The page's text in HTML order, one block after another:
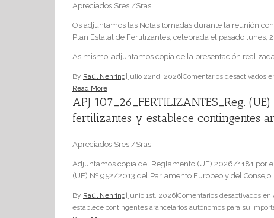
Apreciados Sres./Sras.:
Os adjuntamos las Notas tomadas durante la reunión
Plan Estatal de Fertilizantes, celebrada el pasado lunes,
Asimismo, adjuntamos copia de la presentación
By Raúl Nehring| julio 22nd, 2026|Comentarios desactivados
Read More
APJ 107_26_FERTILIZANTES_Reg.
fertilizantes y establece contingentes
Apreciados Sres./Sras.:
Adjuntamos copia del Reglamento (UE) 2026/1181 por
(UE) Nº 952/2013 del Parlamento Europeo y del
By Raúl Nehring junio 1st, 2026 Comentarios desactivados en
establece contingentes arancelarios autónomos para su